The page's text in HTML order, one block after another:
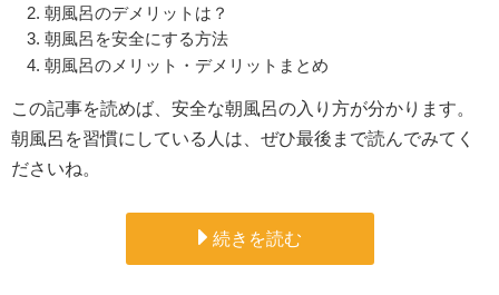
朝風呂のデメリットは？
朝風呂を安全にする方法
朝風呂のメリット・デメリットまとめ
この記事を読めば、安全な朝風呂の入り方が分かります。
朝風呂を習慣にしている人は、ぜひ最後まで読んでみてく
ださいね。
続きを読む